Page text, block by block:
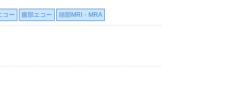
コー 腹部エコー 頭部MRI・MRA